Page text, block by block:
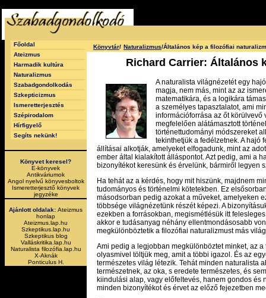
Főoldal
Ateizmus
Harmadik kultúra
Naturalizmus
Szabadgondolkodás
Szkepticizmus
Ismeretterjesztés
Szépirodalom
Hírfigyelő
Segíts nekünk!
Könyvet keresel?
E-könyvek
Antikváriumok
Angol nyelvű könyvesboltok
Ismeretterjesztő könyvek
jegyzéke
Ajánlott oldalak: Ateizmus
honlap
Ateizmus.lap.hu
Szkeptikus.lap.hu
Szkeptikus blog
Valláskritika.lap.hu
Naturalista filozófia.lap.hu
X-Aknák
Ponticulus H.
Könyvtár/ Naturalizmus/Általános kép a filozófiai
Richard Carrier: Általános
A naturalista világnézetét egy
magja, nem más, mint az az
matematikára, és a logikára
a személyes tapasztalatot, ami
információforrása az őt körülvevő
megfelelően alátámasztott
történettudományi módszereket
tekinthetjük a fedélzetnek. A hajó
állításai alkotják, amelyeket elfogadunk, mint az
ember által kialakított álláspontot. Azt pedig, ami a
bizonyítékot keresünk és érvelünk, bármiről legyen
Ha tehát az a kérdés, hogy mit hiszünk, majdnem
tudományos és történelmi kötetekben. Ez
másodsorban pedig azokat a műveket, amelyeken
többsége világnézetünk részét képezi. A
ezekben a forrásokban, megismétlésük itt
akkor e tudásanyag néhány ellentmondásosabb
megkülönböztetik a filozófiai naturalizmust más
Ami pedig a legjobban megkülönböztet minket, az
olyasmivel töltjük meg, amit a többi igazol. És az
természetes világ létezik. Tehát minden naturalista
természetnek, az oka, s eredete természetes, és
kiindulási alap, vagy előfeltevés, hanem gondos és
minden bizonyítékot és érvet az előző fejezetben